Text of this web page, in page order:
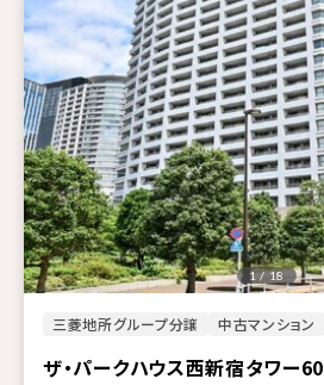
三菱地所グループ分譲 中古マンション
ザ・パークハウス西新宿タワー60
1 / 18